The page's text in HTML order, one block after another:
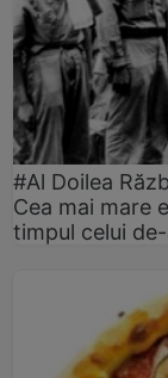
#Al Doilea
Cea mai mare
timpul celui